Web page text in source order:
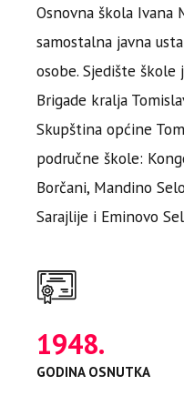
Osnovna škola Ivana
samostalna javna
osobe. Sjedište škole
Brigade kralja
Skupština općine
područne škole:
Borčani, Mandino
Sarajlije i Eminovo
0
1
2
0
1
2
3
4
5
7
8
9
0
0
2
3
4
5
0
1
2
3
4
8
9
.
GODINA OSNUTKA
0
1
3
4
5
6
0
1
3
4
5
6